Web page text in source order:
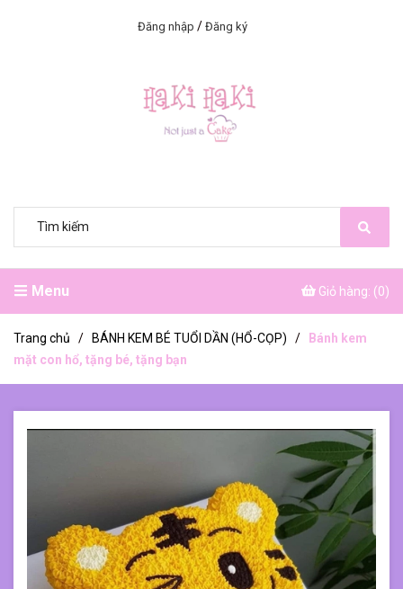
Đăng nhập / Đăng ký
Menu Giỏ hàng: (0)
Trang chủ / BÁNH KEM BÉ TUỔI DẦN (HỔ-CỌP) /
Bánh kem
mặt con hổ, tặng bé, tặng bạn